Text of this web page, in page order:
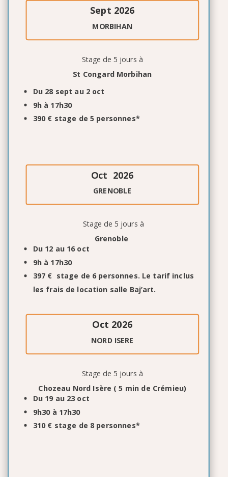
Sept 2026
MORBIHAN
Stage de 5 jours à
St Congard Morbihan
Du 28 sept au 2 oct
9h à 17h30
390 € stage de 5 personnes*
Oct 2026
GRENOBLE
Stage de 5 jours à
Grenoble
Du 12 au 16 oct
9h à 17h30
397 € stage de 6 personnes. Le tarif inclus
les frais de location salle Baj’art.
Oct 2026
NORD ISERE
Stage de 5 jours à
Chozeau Nord Isère ( 5 min de Crémieu)
Du 19 au 23 oct
9h30 à 17h30
310€ stage de 8 personnes*